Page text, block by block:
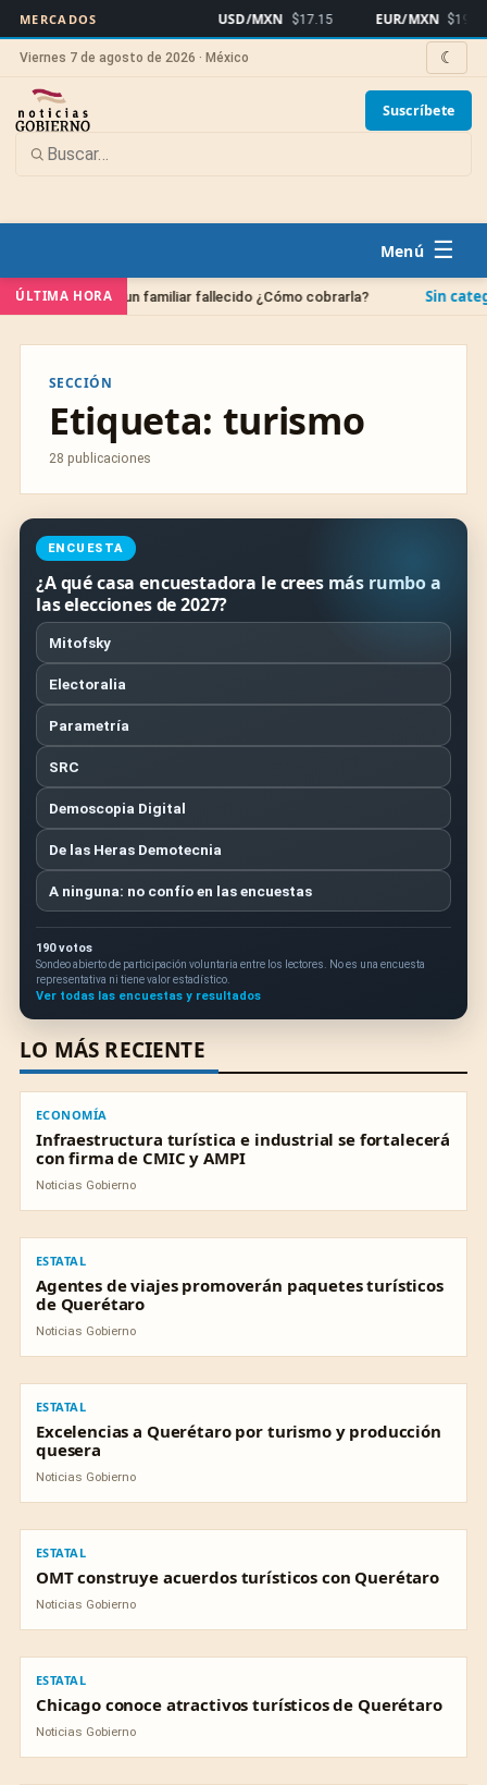
MERCADOS USD/MXN $17.15 EUR/MXN $19.82
Viernes 7 de agosto de 2026 · México ☾
Suscríbete
☰
ÚLTIMA HORA
bancaria de un familiar fallecido ¿Cómo cobrarla? Sin categoría
SECCIÓN
Etiqueta: turismo
28 publicaciones
ENCUESTA
¿A qué casa encuestadora le crees más rumbo a
las elecciones de 2027?
Mitofsky
Electoralia
Parametría
SRC
Demoscopia Digital
De las Heras Demotecnia
A ninguna: no confío en las encuestas
190 votos
Sondeo abierto de participación voluntaria entre los lectores. No es una encuesta
representativa ni tiene valor estadístico.
Ver todas las encuestas y resultados
LO MÁS RECIENTE
ECONOMÍA
Infraestructura turística e industrial se fortalecerá
con firma de CMIC y AMPI
Noticias Gobierno
ESTATAL
Agentes de viajes promoverán paquetes turísticos
de Querétaro
Noticias Gobierno
ESTATAL
Excelencias a Querétaro por turismo y producción
quesera
Noticias Gobierno
ESTATAL
OMT construye acuerdos turísticos con Querétaro
Noticias Gobierno
ESTATAL
Chicago conoce atractivos turísticos de Querétaro
Noticias Gobierno